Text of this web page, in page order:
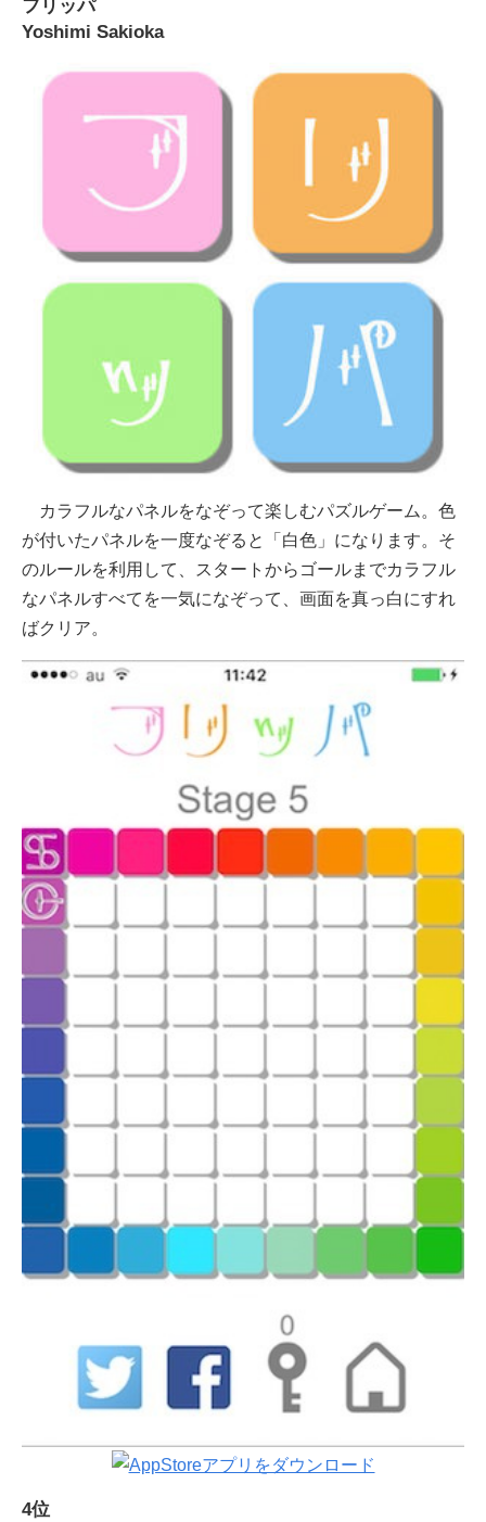
フリッパ
Yoshimi Sakioka
カラフルなパネルをなぞって楽しむパズルゲーム。色
が付いたパネルを一度なぞると「白色」になります。そ
のルールを利用して、スタートからゴールまでカラフル
なパネルすべてを一気になぞって、画面を真っ白にすれ
ばクリア。
4位